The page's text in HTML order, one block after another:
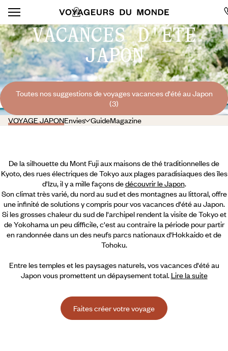
VACANCES D'ÉTÉ
JAPON
Toutes nos suggestions de voyages vacances d'été au Japon
(3)
VOYAGE JAPONEnvies GuideMagazine
De la silhouette du Mont Fuji aux maisons de thé traditionnelles de
Kyoto, des rues électriques de Tokyo aux plages paradisiaques des îles
d'Izu, il y a mille façons dedécouvrir le Japon.
Son climat très varié, du nord au sud et des montagnes au littoral, offre
une infinité de solutions y compris pour vos vacances d'été au Japon.
Si les grosses chaleur du sud de l'archipel rendent la visite de Tokyo et
de Yokohama un peu difficile, c'est au contraire la période pour partir
en randonnée dans un des neufs parcs nationaux d'Hokkaido et de
Tohoku.
Entre les temples et les paysages naturels, vos vacances d'été au
Japon vous promettent un dépaysement total. Lire la suite
Faites créer votre voyage